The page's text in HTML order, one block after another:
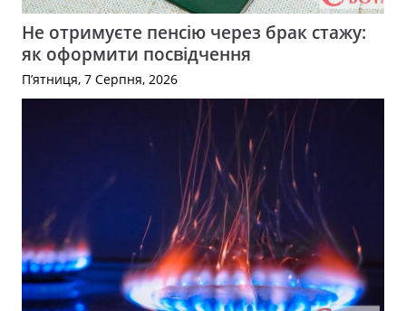
Не отримуєте пенсію через брак стажу:
як оформити посвідчення
П’ятниця, 7 Серпня, 2026